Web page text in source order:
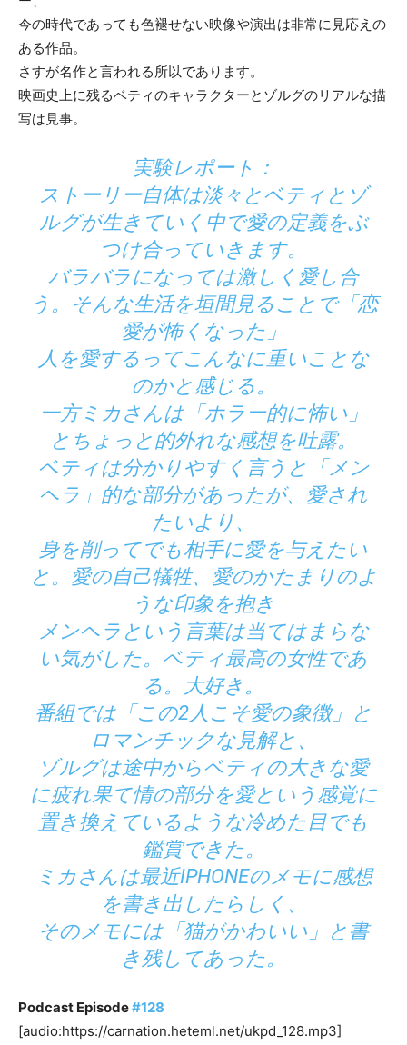
今の時代であっても色褪せない映像や演出は非常に見応えの
ある作品。
さすが名作と言われる所以であります。
映画史上に残るベティのキャラクターとゾルグのリアルな描
写は見事。
実験レポート：
ストーリー自体は淡々とベティとゾ
ルグが生きていく中で愛の定義をぶ
つけ合っていきます。
バラバラになっては激しく愛し合
う。そんな生活を垣間見ることで「恋
愛が怖くなった」
人を愛するってこんなに重いことな
のかと感じる。
一方ミカさんは「ホラー的に怖い」
とちょっと的外れな感想を吐露。
ベティは分かりやすく言うと「メン
ヘラ」的な部分があったが、愛され
たいより、
身を削ってでも相手に愛を与えたい
と。愛の自己犠牲、愛のかたまりのよ
うな印象を抱き
メンヘラという言葉は当てはまらな
い気がした。ベティ最高の女性であ
る。大好き。
番組では「この2人こそ愛の象徴」と
ロマンチックな見解と、
ゾルグは途中からベティの大きな愛
に疲れ果て情の部分を愛という感覚に
置き換えているような冷めた目でも
鑑賞できた。
ミカさんは最近IPHONEのメモに感想
を書き出したらしく、
そのメモには「猫がかわいい」と書
き残してあった。
Podcast Episode#128
[audio:https://carnation.heteml.net/ukpd_128.mp3]